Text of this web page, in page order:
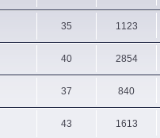
35 1123
40 2854
37 840
43 1613